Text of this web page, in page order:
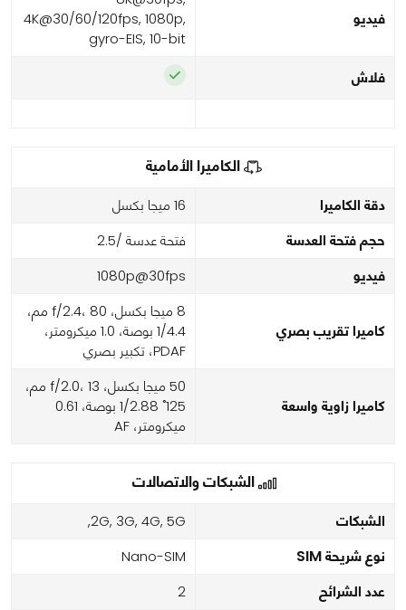
فيديو
4K@30/60/120fps, 1080p,
gyro-EIS, 10-bit
فلاش
الكاميرا الأمامية
دقة الكاميرا 16 ميجا بكسل
حجم فتحة العدسة فتحة عدسة /2.5
فيديو 1080p@30fps
كاميرا تقريب بصري
8 ميجا بكسل، f/2.4، 80 مم،
1/4.4 بوصة، 1.0 ميكرومتر،
PDAF، تكبير بصري
كاميرا زاوية واسعة
50 ميجا بكسل، f/2.0، 13 مم،
125˚ 1/2.88 بوصة، 0.61
ميكرومتر، AF
الشبكات والاتصالات
الشبكات 2G, 3G, 4G, 5G,
نوع شريحة SIM Nano-SIM
عدد الشرائح 2